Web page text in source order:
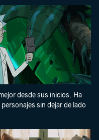
desde sus inicios. Ha
sin dejar de lado